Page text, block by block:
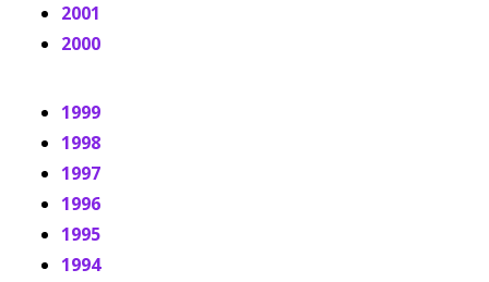
2001
2000
1999
1998
1997
1996
1995
1994